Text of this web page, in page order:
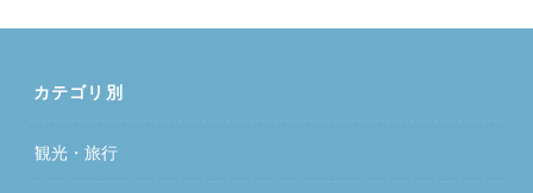
カテゴリ別
観光・旅行